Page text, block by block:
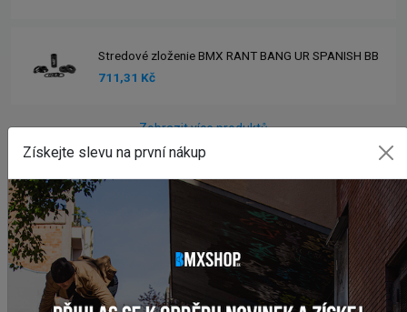
Stredové zloženie BMX RANT BANG UR SPANISH BB
711,31 Kč
Zobrazit více produktů
Získejte slevu na první nákup